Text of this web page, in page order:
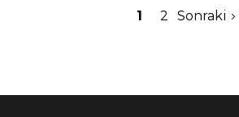
1 2 Sonraki